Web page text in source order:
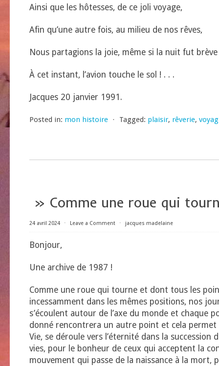
Ainsi que les hôtesses, de ce joli voyage,
Afin qu’une autre fois, au milieu de nos rêves,
Nous partagions la joie, même si la nuit fut brève
À cet instant, l’avion touche le sol ! . . .
Jacques 20 janvier 1991.
Posted in: mon histoire ⋅ Tagged: plaisir, rêverie,
» Comme une roue qui
24 avril 2024 ⋅ Leave a Comment ⋅ jacques madelaine
Bonjour,
Une archive de 1987 !
Comme une roue qui tourne et dont tous les
incessamment dans les mêmes positions, nos
s’écoulent autour de l’axe du monde et chaque
donné rencontrera un autre point et cela permet
Vie, se déroule vers l’éternité dans la succession
vies, pour le bonheur de ceux qui acceptent la
mouvement qui passe de la naissance à la mort,